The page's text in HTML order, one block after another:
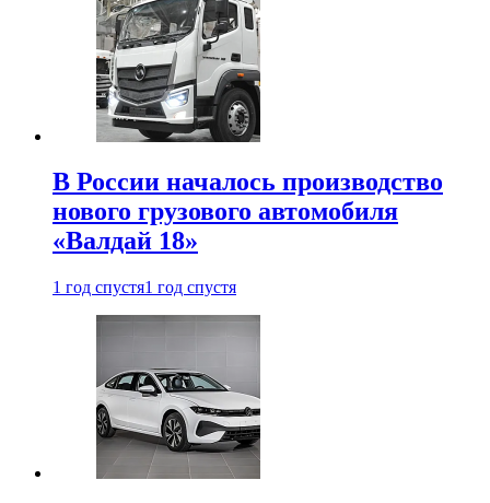
В России началось производство
нового грузового автомобиля
«Валдай 18»
1 год спустя1 год спустя